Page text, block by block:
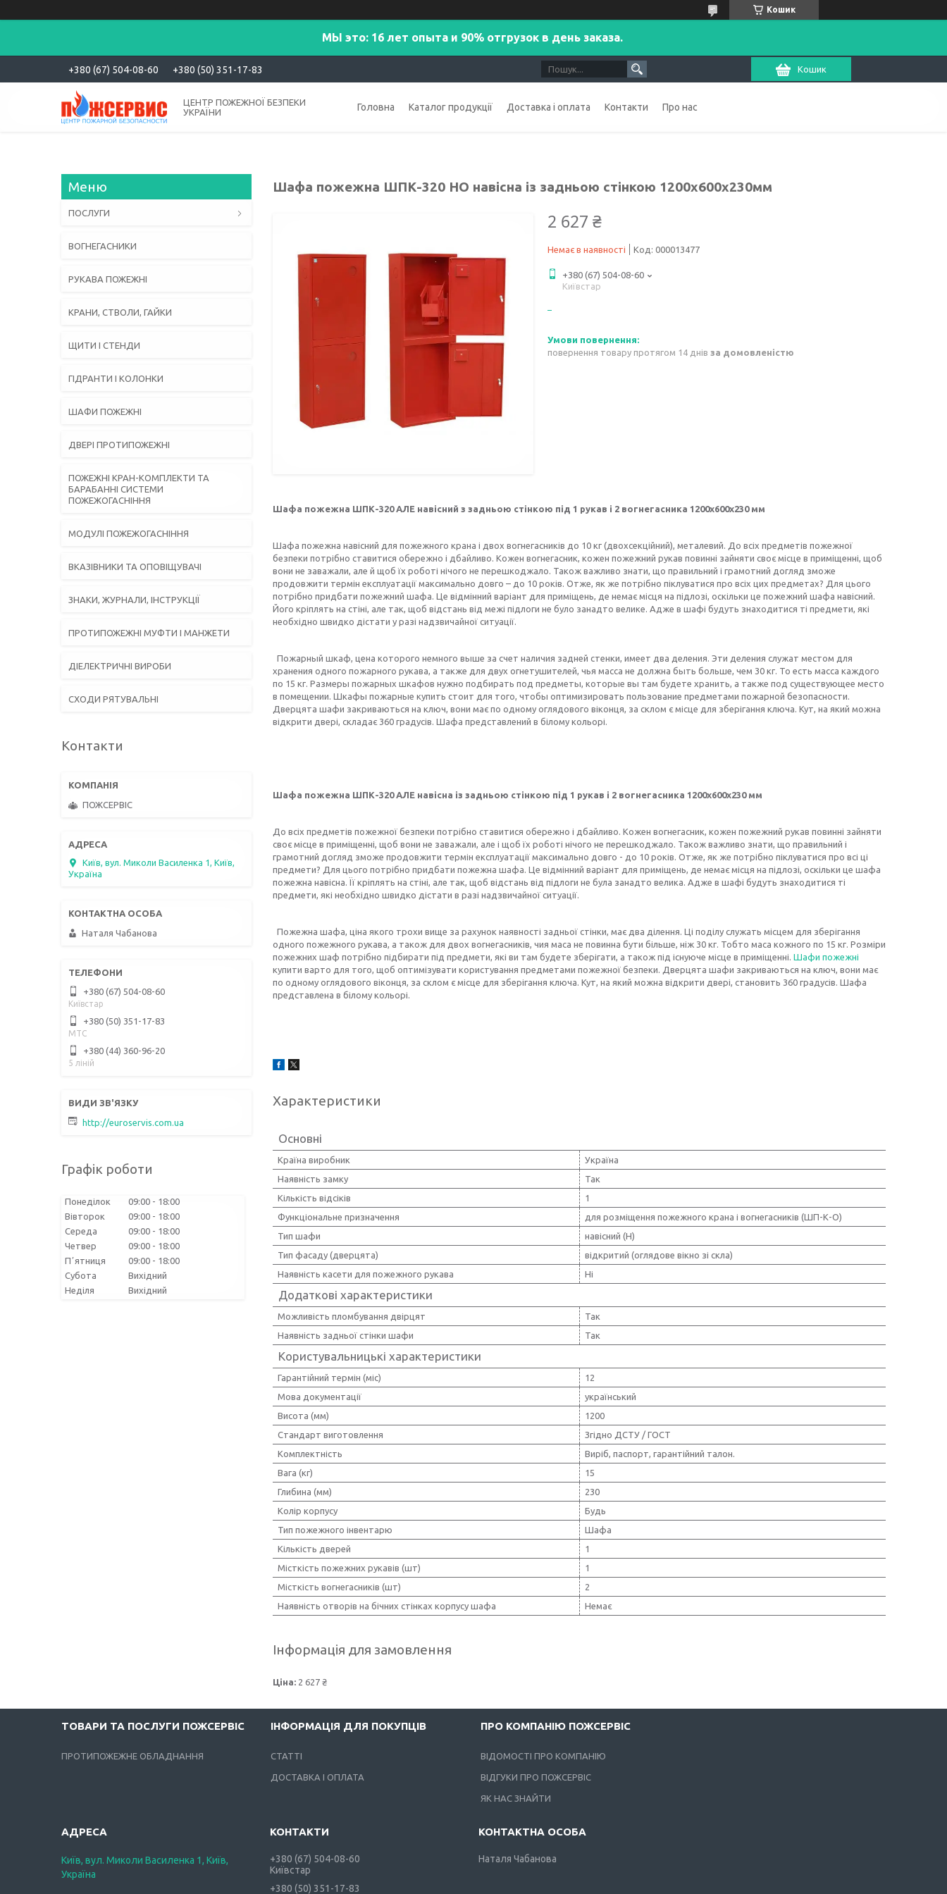
Кошик
МЫ это: 16 лет опыта и 90% отгрузок в день заказа.
+380 (67) 504-08-60 +380 (50) 351-17-83 Кошик
ЦЕНТР ПОЖЕЖНОЇ БЕЗПЕКИ
УКРАЇНИ
Головна Каталог продукції Доставка і оплата Контакти Про нас
Шафа пожежна ШПК-320 НО навісна із задньою стінкою 1200х600х230мм
2 627 ₴
Немає в наявності Код: 000013477
+380 (67) 504-08-60
Київстар
повернення товару протягом 14 днів за домовленістю
Шафа пожежна ШПК-320 АЛЕ навісний з задньою стінкою під 1 рукав і 2 вогнегасника 1200х600х230 мм
Шафа пожежна навісний для пожежного крана і двох вогнегасників до 10 кг (двохсекційний), металевий. До всіх предметів пожежної
безпеки потрібно ставитися обережно і дбайливо. Кожен вогнегасник, кожен пожежний рукав повинні зайняти своє місце в приміщенні, щоб
вони не заважали, але й щоб їх роботі нічого не перешкоджало. Також важливо знати, що правильний і грамотний догляд зможе
продовжити термін експлуатації максимально довго – до 10 років. Отже, як же потрібно піклуватися про всіх цих предметах? Для цього
потрібно придбати пожежний шафа. Це відмінний варіант для приміщень, де немає місця на підлозі, оскільки це пожежний шафа навісний.
Його кріплять на стіні, але так, щоб відстань від межі підлоги не було занадто велике. Адже в шафі будуть знаходитися ті предмети, які
необхідно швидко дістати у разі надзвичайної ситуації.
Пожарный шкаф, цена которого немного выше за счет наличия задней стенки, имеет два деления. Эти деления служат местом для
хранения одного пожарного рукава, а также для двух огнетушителей, чья масса не должна быть больше, чем 30 кг. То есть масса каждого
по 15 кг. Размеры пожарных шкафов нужно подбирать под предметы, которые вы там будете хранить, а также под существующее место
в помещении. Шкафы пожарные купить стоит для того, чтобы оптимизировать пользование предметами пожарной безопасности.
Дверцята шафи закриваються на ключ, вони має по одному оглядового віконця, за склом є місце для зберігання ключа. Кут, на який можна
відкрити двері, складає 360 градусів. Шафа представлений в білому кольорі.
Шафа пожежна ШПК-320 АЛЕ навісна із задньою стінкою під 1 рукав і 2 вогнегасника 1200х600х230 мм
До всіх предметів пожежної безпеки потрібно ставитися обережно і дбайливо. Кожен вогнегасник, кожен пожежний рукав повинні зайняти
своє місце в приміщенні, щоб вони не заважали, але і щоб їх роботі нічого не перешкоджало. Також важливо знати, що правильний і
грамотний догляд зможе продовжити термін експлуатації максимально довго - до 10 років. Отже, як же потрібно піклуватися про всі ці
предмети? Для цього потрібно придбати пожежна шафа. Це відмінний варіант для приміщень, де немає місця на підлозі, оскільки це шафа
пожежна навісна. Її кріплять на стіні, але так, щоб відстань від підлоги не була занадто велика. Адже в шафі будуть знаходитися ті
предмети, які необхідно швидко дістати в разі надзвичайної ситуації.
Пожежна шафа, ціна якого трохи вище за рахунок наявності задньої стінки, має два ділення. Ці поділу служать місцем для зберігання
одного пожежного рукава, а також для двох вогнегасників, чия маса не повинна бути більше, ніж 30 кг. Тобто маса кожного по 15 кг. Розміри
пожежних шаф потрібно підбирати під предмети, які ви там будете зберігати, а також під існуюче місце в приміщенні. Шафи пожежні
купити варто для того, щоб оптимізувати користування предметами пожежної безпеки. Дверцята шафи закриваються на ключ, вони має
по одному оглядового віконця, за склом є місце для зберігання ключа. Кут, на який можна відкрити двері, становить 360 градусів. Шафа
представлена в білому кольорі.
Характеристики
Основні
Країна виробник
Україна
Наявність замку
Так
Кількість відсіків
1
Функціональне призначення
для розміщення пожежного крана і вогнегасників (ШП-К-О)
Тип шафи
навісний (Н)
Тип фасаду (дверцята)
відкритий (оглядове вікно зі скла)
Наявність касети для пожежного рукава
Ні
Додаткові характеристики
Можливість пломбування двірцят
Так
Наявність задньої стінки шафи
Так
Користувальницькі характеристики
Гарантійний термін (міс)
12
Мова документації
український
Висота (мм)
1200
Стандарт виготовлення
Згідно ДСТУ / ГОСТ
Комплектність
Виріб, паспорт, гарантійний талон.
Вага (кг)
15
Глибина (мм)
230
Колір корпусу
Будь
Тип пожежного інвентарю
Шафа
Кількість дверей
1
Місткість пожежних рукавів (шт)
1
Місткість вогнегасників (шт)
2
Наявність отворів на бічних стінках корпусу шафа
Немає
Інформація для замовлення
Ціна: 2 627 ₴
ПОСЛУГИ
ВОГНЕГАСНИКИ
РУКАВА ПОЖЕЖНІ
КРАНИ, СТВОЛИ, ГАЙКИ
ЩИТИ І СТЕНДИ
ГІДРАНТИ І КОЛОНКИ
ШАФИ ПОЖЕЖНІ
ДВЕРІ ПРОТИПОЖЕЖНІ
ПОЖЕЖНІ КРАН-КОМПЛЕКТИ ТА
БАРАБАННІ СИСТЕМИ
ПОЖЕЖОГАСНІННЯ
МОДУЛІ ПОЖЕЖОГАСНІННЯ
ВКАЗІВНИКИ ТА ОПОВІЩУВАЧІ
ЗНАКИ, ЖУРНАЛИ, ІНСТРУКЦІЇ
ПРОТИПОЖЕЖНІ МУФТИ І МАНЖЕТИ
ДІЕЛЕКТРИЧНІ ВИРОБИ
СХОДИ РЯТУВАЛЬНІ
Контакти
ПОЖСЕРВІС
Київ, вул. Миколи Василенка 1, Київ,
Україна
Наталя Чабанова
+380 (67) 504-08-60
Київстар
+380 (50) 351-17-83
МТС
+380 (44) 360-96-20
5 ліній
http://euroservis.com.ua
Графік роботи
Понеділок 09:00
18:00
Вівторок
09:00
18:00
Середа
09:00
18:00
Четвер
09:00
18:00
Пʼятниця
09:00
18:00
Субота
Вихідний
Неділя
Вихідний
ТОВАРИ ТА ПОСЛУГИ ПОЖСЕРВІС
ПРОТИПОЖЕЖНЕ ОБЛАДНАННЯ
ІНФОРМАЦІЯ ДЛЯ ПОКУПЦІВ
СТАТТІ
ДОСТАВКА І ОПЛАТА
ПРО КОМПАНІЮ ПОЖСЕРВІС
ВІДОМОСТІ ПРО КОМПАНІЮ
ВІДГУКИ ПРО ПОЖСЕРВІС
ЯК НАС ЗНАЙТИ
Київ, вул. Миколи Василенка 1, Київ,
Україна
+380 (67) 504-08-60
Київстар
+380 (50) 351-17-83
Наталя Чабанова